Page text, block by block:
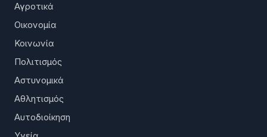
Αγροτικά
Οικονομία
Κοινωνία
Πολιτισμός
Αστυνομικά
Αθλητισμός
Αυτοδιοίκηση